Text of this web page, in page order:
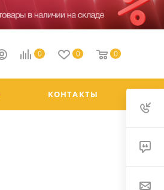
0 0 0
КОНТАКТЫ